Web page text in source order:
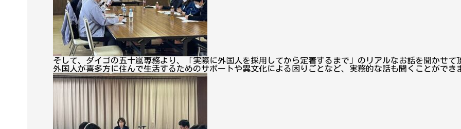
そして、ダイゴの五十嵐専務より、「実際に外国人を採用してから定着するまで」のリアルなお話を聞かせて
外国人が喜多方に住んで生活するためのサポートや異文化による困りごとなど、実務的な話も聞くことができ